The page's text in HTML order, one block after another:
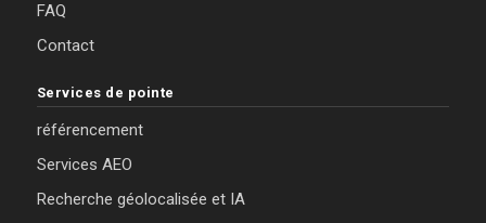
FAQ
Contact
Services de pointe
référencement
Services AEO
Recherche géolocalisée et IA